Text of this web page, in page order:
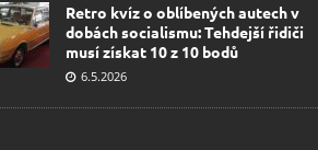
Retro kvíz o oblíbených autech v
dobách socialismu: Tehdejší řidiči
musí získat 10 z 10 bodů
6.5.2026